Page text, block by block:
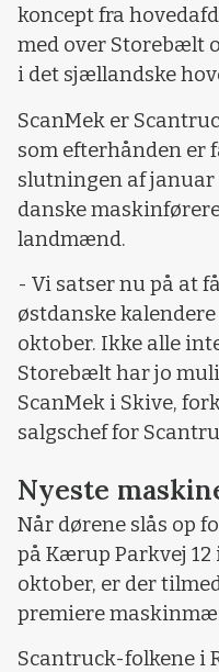
koncept fra
med over Storebælt
i det sjællandske
ScanMek er
som efterhånden er
slutningen af januar
danske
landmænd.
- Vi satser nu på at
østdanske
oktober. Ikke alle
Storebælt har jo
ScanMek i Skive,
salgschef for
Nyeste
Når dørene slås op
på Kærup Parkvej 12
oktober, er der
premiere
Scantruck-folkene i